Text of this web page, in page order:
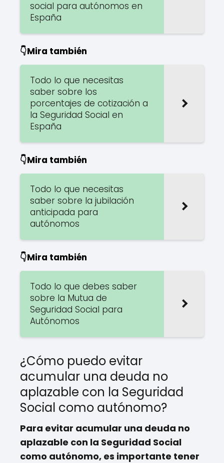
social para autónomos en
España
👇Mira también
Todo lo que necesitas
saber sobre los
porcentajes de cotización a
la Seguridad Social en
España
👇Mira también
Todo lo que necesitas
saber sobre la jubilación
anticipada para
autónomos
👇Mira también
Todo lo que debes saber
sobre la Mutua de
Seguridad Social para
Autónomos
¿Cómo puedo evitar
acumular una deuda no
aplazable con la Seguridad
Social como autónomo?
Para evitar acumular una deuda no
aplazable con la Seguridad Social
como autónomo, es importante tener